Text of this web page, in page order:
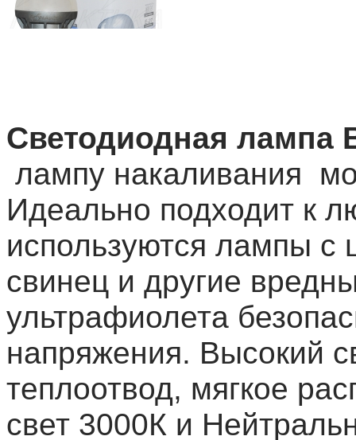
Светодиодная лампа
лампу накаливания
Идеально подходит к
используются лампы с
свинец и другие
ультрафиолета
напряжения. Высокий
теплоотвод, мягкое
свет 3000К и